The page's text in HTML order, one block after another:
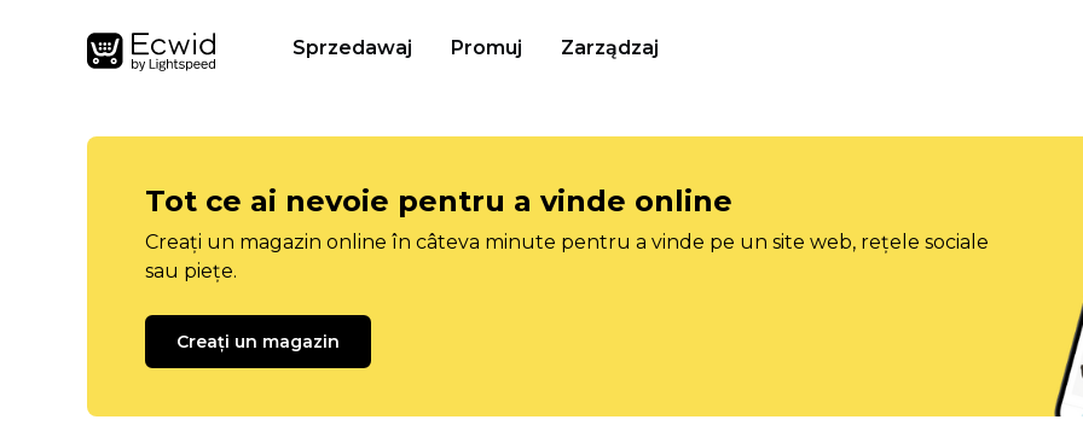
Sprzedawaj Promuj Zarządzaj
Tot ce ai nevoie pentru a vinde online
Creați un magazin online în câteva minute pentru a vinde pe un site web, rețele sociale
sau piețe.
Creați un magazin